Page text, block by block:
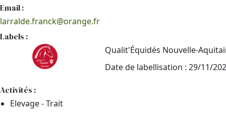
Email :
larralde.franck@orange.fr
Labels :
Qualit'Équidés Nouvelle-
Date de labellisation : 29/11/
Activités :
Elevage - Trait